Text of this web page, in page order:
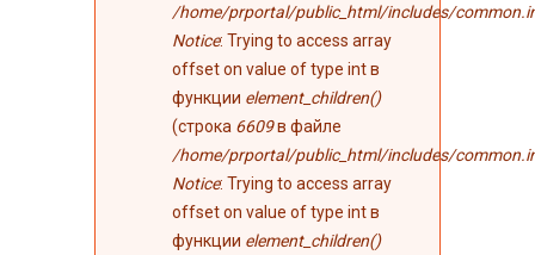
/home/prportal/public_html/includes/
Notice: Trying to access array
offset on value of type int в
функции element_children()
(строка 6609в файле
/home/prportal/public_html/includes/
Notice: Trying to access array
offset on value of type int в
функции element_children()